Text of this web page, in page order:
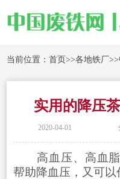
当前位置：首页>>各地铁厂>>
实用的降压
2020-04-01
高血压、高血脂
帮助降血压，又可以